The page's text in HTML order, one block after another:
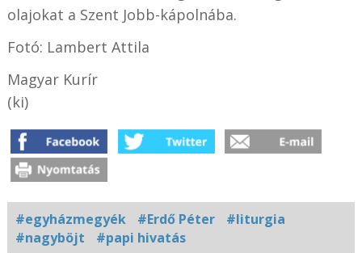
olajokat a Szent Jobb-kápolnába.
Fotó: Lambert Attila
Magyar Kurír
(ki)
#egyházmegyék #Erdő Péter
#liturgia
#nagyböjt
#papi hivatás